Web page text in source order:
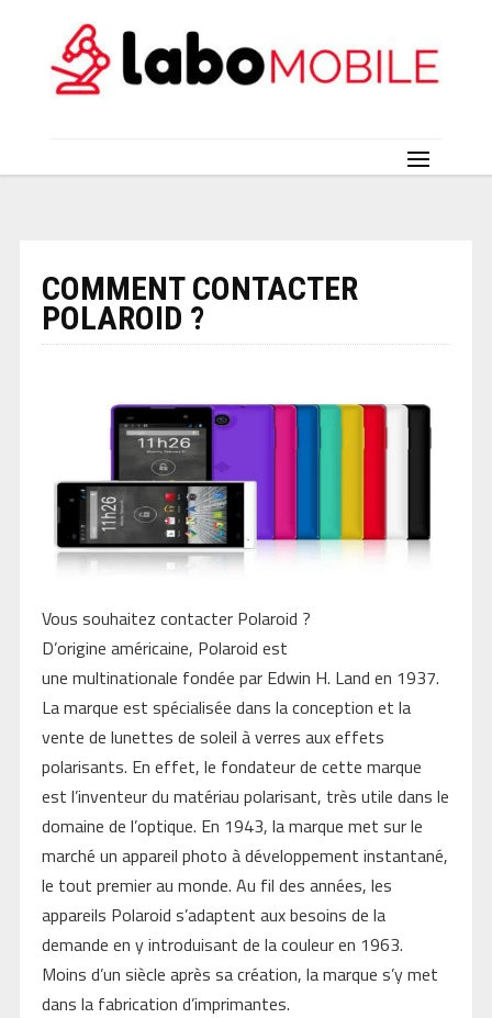
COMMENT CONTACTER
POLAROID ?
Vous souhaitez contacter Polaroid ?
D’origine américaine, Polaroid est
une multinationale fondée par Edwin H. Land en 1937.
La marque est spécialisée dans la conception et la
vente de lunettes de soleil à verres aux effets
polarisants. En effet, le fondateur de cette marque
est l’inventeur du matériau polarisant, très utile dans le
domaine de l’optique. En 1943, la marque met sur le
marché un appareil photo à développement instantané,
le tout premier au monde. Au fil des années, les
appareils Polaroid s’adaptent aux besoins de la
demande en y introduisant de la couleur en 1963.
Moins d’un siècle après sa création, la marque s’y met
dans la fabrication d’imprimantes.